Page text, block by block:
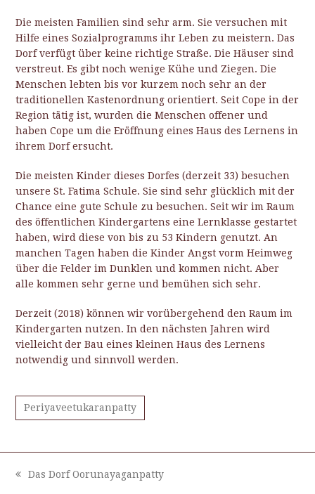
Die meisten Familien sind sehr arm. Sie versuchen mit
Hilfe eines Sozialprogramms ihr Leben zu meistern. Das
Dorf verfügt über keine richtige Straße. Die Häuser sind
verstreut. Es gibt noch wenige Kühe und Ziegen. Die
Menschen lebten bis vor kurzem noch sehr an der
traditionellen Kastenordnung orientiert. Seit Cope in der
Region tätig ist, wurden die Menschen offener und
haben Cope um die Eröffnung eines Haus des Lernens in
ihrem Dorf ersucht.
Die meisten Kinder dieses Dorfes (derzeit 33) besuchen
unsere St. Fatima Schule. Sie sind sehr glücklich mit der
Chance eine gute Schule zu besuchen. Seit wir im Raum
des öffentlichen Kindergartens eine Lernklasse gestartet
haben, wird diese von bis zu 53 Kindern genutzt. An
manchen Tagen haben die Kinder Angst vorm Heimweg
über die Felder im Dunklen und kommen nicht. Aber
alle kommen sehr gerne und bemühen sich sehr.
Derzeit (2018) können wir vorübergehend den Raum im
Kindergarten nutzen. In den nächsten Jahren wird
vielleicht der Bau eines kleinen Haus des Lernens
notwendig und sinnvoll werden.
Periyaveetukaranpatty
vorheriger
Das Dorf Oorunayaganpatty